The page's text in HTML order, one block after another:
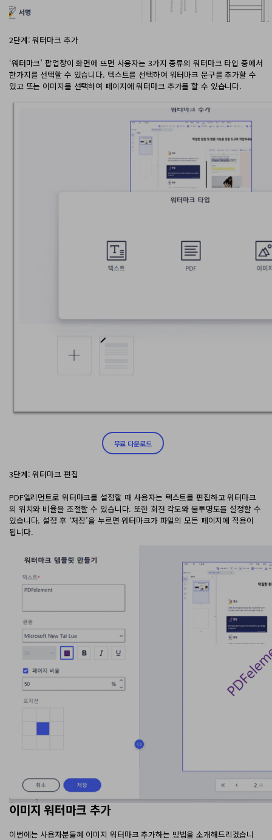
모든 기능 알아보기
2단계: 워터마크 추가
‘워터마크’ 팝업창이 화면에 뜨면 사용자는 3가지 종류의 워터마크 타입 중에서
한가지를 선택할 수 있습니다. 텍스트를 선택하여 워터마크 문구를 추가할 수
있고 또는 이미지를 선택하여 페이지에 워터마크 추가를 할 수 있습니다.
무료 다운로드
3단계: 워터마크 편집
PDF엘리먼트로 워터마크를 설정할 때 사용자는 텍스트를 편집하고 워터마크
의 위치와 비율을 조절할 수 있습니다. 또한 회전 각도와 불투명도를 설정할 수
있습니다. 설정 후 ‘저장’을 누르면 워터마크가 파일의 모든 페이지에 적용이
됩니다.
이미지 워터마크 추가
이번에는 사용자분들꼐 이미지 워터마크 추가하는 방법을 소개해드리겠습니